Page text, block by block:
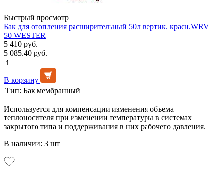
Быстрый просмотр
Бак для отопления расширительный 50л вертик. красн.WRV
50 WESTER
5 410 руб.
5 085.40 руб.
В корзину
Тип: Бак мембранный
Используется для компенсации изменения объема
теплоносителя при изменении температуры в системах
закрытого типа и поддерживания в них рабочего давления.
В наличии: 3 шт